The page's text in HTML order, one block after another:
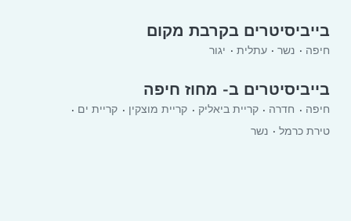
בייביסיטרים בקרבת מקום
חיפה נשר עתלית יגור
בייביסיטרים ב- מחוז חיפה
חיפה חדרה קריית ביאליק קריית מוצקין
קריית ים
טירת כרמל
נשר